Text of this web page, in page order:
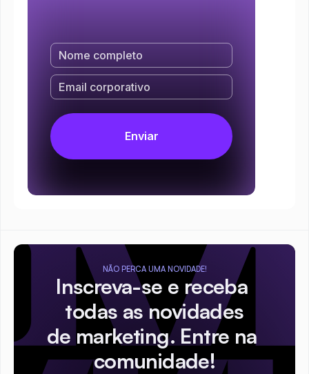
NÃO PERCA UMA NOVIDADE!
Inscreva-se e receba
todas as novidades
de marketing. Entre na
comunidade!